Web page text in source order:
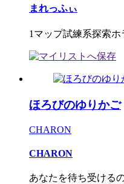
まれっふぃ
1マップ試練系探索ホ
ほろびのゆりかご
CHARON
CHARON
あなたを待ち受ける